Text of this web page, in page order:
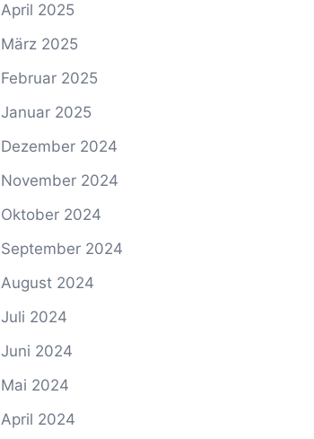
April 2025
März 2025
Februar 2025
Januar 2025
Dezember 2024
November 2024
Oktober 2024
September 2024
August 2024
Juli 2024
Juni 2024
Mai 2024
April 2024